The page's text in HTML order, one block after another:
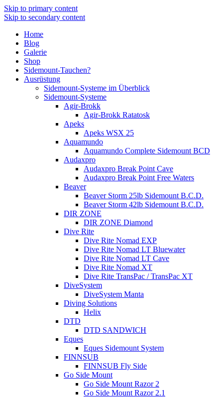
Skip to primary content
Skip to secondary content
Home
Blog
Galerie
Shop
Sidemount-Tauchen?
Ausrüstung
Sidemount-Systeme im Überblick
Sidemount-Systeme
Agir-Brokk
Agir-Brokk Ratatosk
Apeks
Apeks WSX 25
Aquamundo
Aquamundo Complete Sidemount BCD
Audaxpro
Audaxpro Break Point Cave
Audaxpro Break Point Free Waters
Beaver
Beaver Storm 25lb Sidemount B.C.D.
Beaver Storm 42lb Sidemount B.C.D.
DIR ZONE
DIR ZONE Diamond
Dive Rite
Dive Rite Nomad EXP
Dive Rite Nomad LT Bluewater
Dive Rite Nomad LT Cave
Dive Rite Nomad XT
Dive Rite TransPac / TransPac XT
DiveSystem
DiveSystem Manta
Diving Solutions
Helix
DTD
DTD SANDWICH
Eques
Eques Sidemount System
FINNSUB
FINNSUB Fly Side
Go Side Mount
Go Side Mount Razor 2
Go Side Mount Razor 2.1